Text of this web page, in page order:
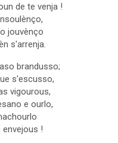
de te venja !
jouvènço
s'arrenja.
brandusso;
s'escusso,
vigourous,
e ourlo,
envejous !